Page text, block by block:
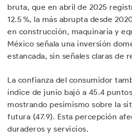
bruta, que en abril de 2025
12.5 %, la más abrupta desde
en construcción, maquinaria y
México señala una inversión
estancada, sin señales claras de
La confianza del consumidor
índice de junio bajó a 45.4
mostrando pesimismo sobre la
futura (47.9). Esta percepción
duraderos y servicios.